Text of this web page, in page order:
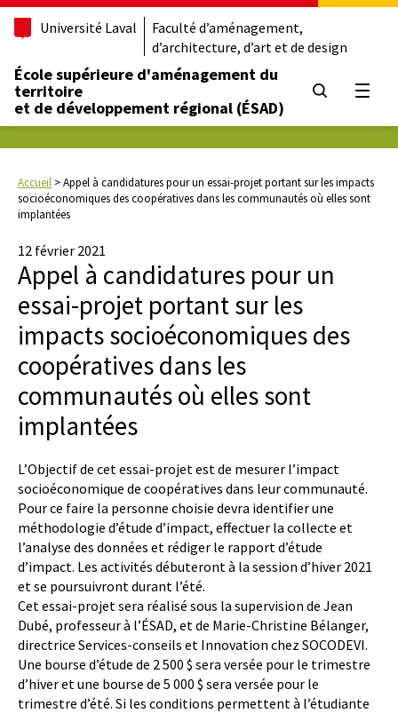
Université Laval
Faculté d’aménagement,
d’architecture, d’art et de design
École supérieure d'aménagement du
territoire
et de développement régional (ÉSAD)
Accueil >Appel à candidatures pour un essai-projet portant sur les impacts
socioéconomiques des coopératives dans les communautés où elles sont
implantées
12 février 2021
Appel à candidatures pour un
essai-projet portant sur les
impacts socioéconomiques des
coopératives dans les
communautés où elles sont
implantées
L’Objectif de cet essai-projet est de mesurer l’impact
socioéconomique de coopératives dans leur communauté.
Pour ce faire la personne choisie devra identifier une
méthodologie d’étude d’impact, effectuer la collecte et
l’analyse des données et rédiger le rapport d’étude
d’impact. Les activités débuteront à la session d’hiver 2021
et se poursuivront durant l’été.
Cet essai-projet sera réalisé sous la supervision de Jean
Dubé, professeur à l’ÉSAD, et de Marie-Christine Bélanger,
directrice Services-conseils et Innovation chez SOCODEVI.
Une bourse d’étude de 2 500 $ sera versée pour le trimestre
d’hiver et une bourse de 5 000 $ sera versée pour le
trimestre d’été. Si les conditions permettent à l’étudiante